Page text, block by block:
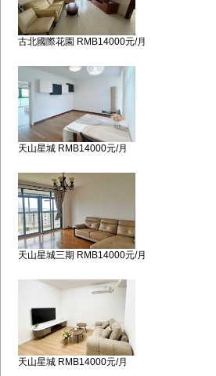
古北國際花園 RMB14000元/月
天山星城 RMB14000元/月
天山星城三期 RMB14000元/月
天山星城 RMB14000元/月